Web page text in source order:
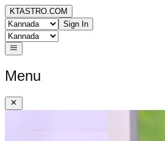
KTASTRO.COM
Sign In
Menu